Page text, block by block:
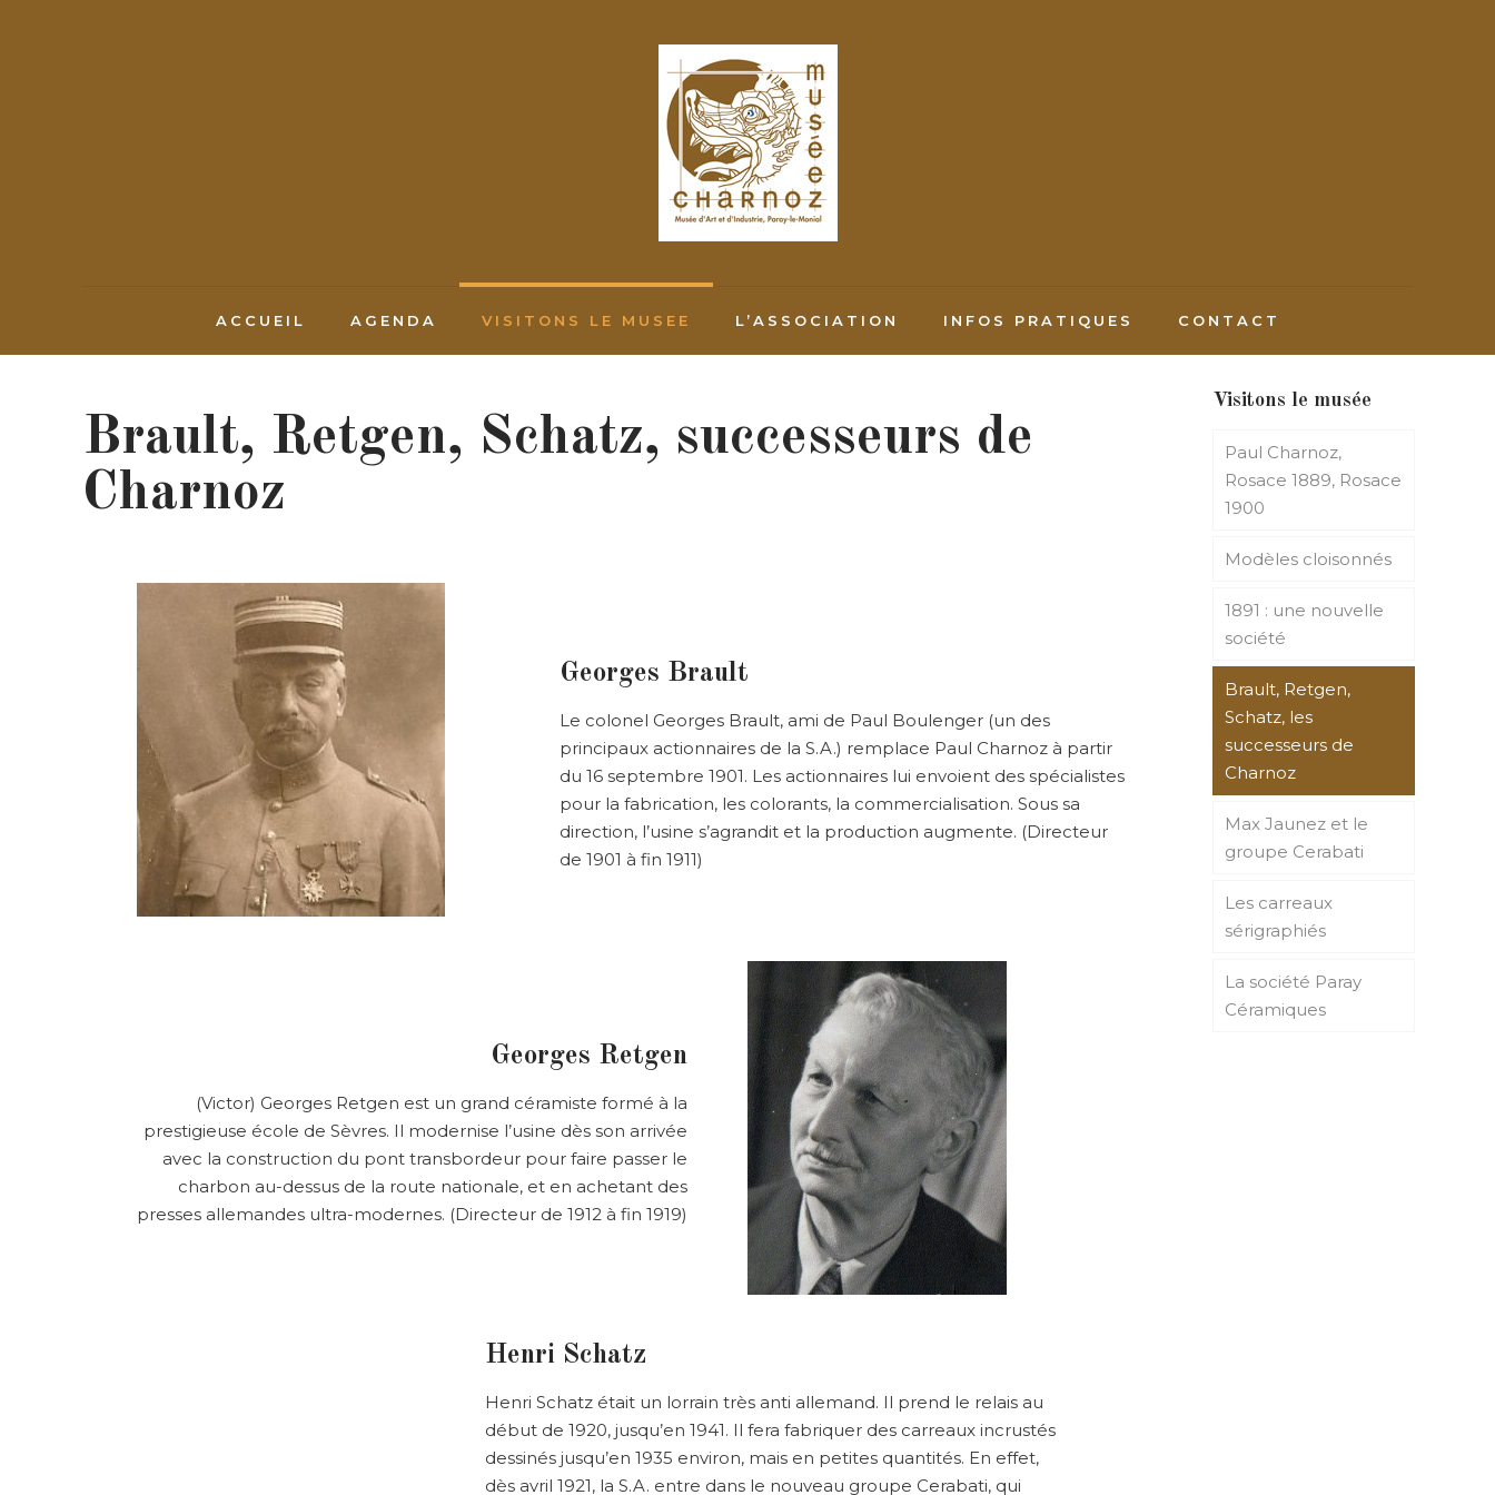
ACCUEIL AGENDA VISITONS LE MUSEE L’ASSOCIATION INFOS PRATIQUES CONTACT
Brault, Retgen, Schatz, successeurs de
Charnoz
Georges Brault
Le colonel Georges Brault, ami de Paul Boulenger (un des
principaux actionnaires de la S.A.) remplace Paul Charnoz à partir
du 16 septembre 1901. Les actionnaires lui envoient des spécialistes
pour la fabrication, les colorants, la commercialisation. Sous sa
direction, l’usine s’agrandit et la production augmente. (Directeur
de 1901 à fin 1911)
Georges Retgen
(Victor) Georges Retgen est un grand céramiste formé à la
prestigieuse école de Sèvres. Il modernise l’usine dès son arrivée
avec la construction du pont transbordeur pour faire passer le
charbon au-dessus de la route nationale, et en achetant des
presses allemandes ultra-modernes. (Directeur de 1912 à fin 1919)
Henri Schatz
Henri Schatz était un lorrain très anti allemand. Il prend le relais au
début de 1920, jusqu’en 1941. Il fera fabriquer des carreaux incrustés
dessinés jusqu’en 1935 environ, mais en petites quantités. En effet,
dès avril 1921, la S.A. entre dans le nouveau groupe Cerabati, qui
Visitons le musée
Paul Charnoz,
Rosace 1889, Rosace
1900
Modèles cloisonnés
1891 : une nouvelle
société
Brault, Retgen,
Schatz, les
successeurs de
Charnoz
Max Jaunez et le
groupe Cerabati
Les carreaux
sérigraphiés
La société Paray
Céramiques